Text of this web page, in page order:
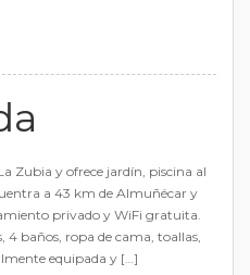
Zubia y ofrece jardín, piscina al
a 43 km de Almuñécar y
privado y WiFi gratuita.
baños, ropa de cama, toallas,
equipada y […]